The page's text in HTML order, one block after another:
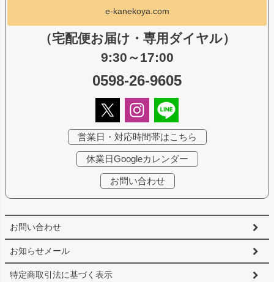
お問い合わせ
お知らせメール
特定商取引法に基づく表示
e-kanekoya.com
（宅配便お届け・専用ダイヤル）
9:30～17:00
0598-26-9605
営業日・対応時間帯はこちら
休業日Googleカレンダー
お問い合わせ